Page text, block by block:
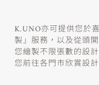
K.UNO亦可提供您於
製」服務，以及從頭
您繪製不限張數的設
您前往各門市欣賞設